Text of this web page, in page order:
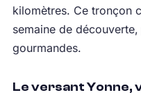
kilomètres. Ce tronçon
semaine de
gourmandes.
Le versant Yonne,